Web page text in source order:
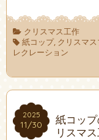
クリスマス工作
紙コップ, クリスマ
レクレーション
2025
11/30
2025
11/30
紙コッ
リスマ